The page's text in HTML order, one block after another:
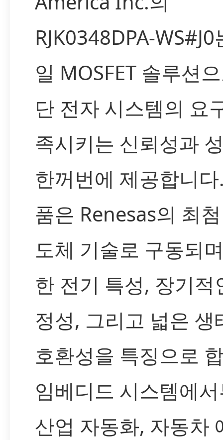
RJK0348DPA-
일 MOSFET 솔루션
단 전자 시스템의 요
족시키는 신뢰성과
한꺼번에 제공합니
품은 Renesas의 최
도체 기술로 구동되
한 전기 특성, 장기적
정성, 그리고 넓은 생
호환성을 특징으로
임베디드 시스템에
산업 자동화, 자동차